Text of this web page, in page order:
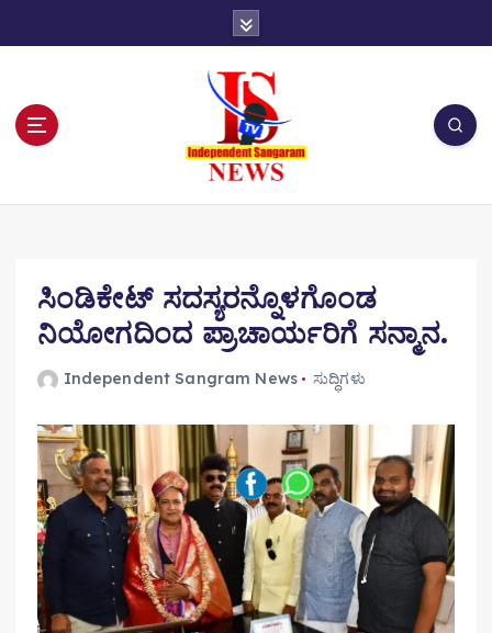
ಸಿಂಡಿಕೇಟ್ ಸದಸ್ಯರನ್ನೊಳಗೊಂಡ
ನಿಯೋಗದಿಂದ ಪ್ರಾಚಾರ್ಯರಿಗೆ ಸನ್ಮಾನ.
Independent Sangram News ಸುದ್ಧಿಗಳು